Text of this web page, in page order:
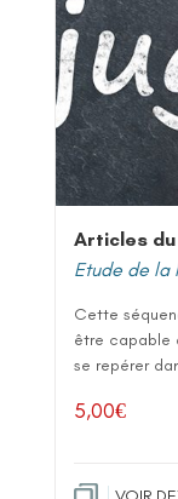
Articles
Etude de la
Cette
être capable
se repérer
5,00€